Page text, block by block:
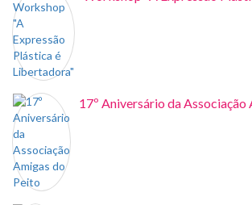
17º Aniversário da Associação